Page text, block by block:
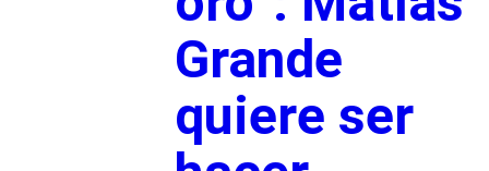
Grande
quiere ser